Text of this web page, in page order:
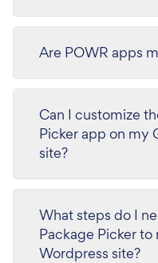
Are POWR apps
Can I customize
Picker app on my
site?
What steps do I
Package Picker
Wordpress site?